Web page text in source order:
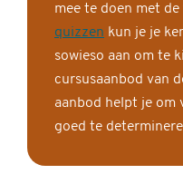
mee te doen met
quizzen kun je je
sowieso aan om te
cursusaanbod van
aanbod helpt je om
goed te